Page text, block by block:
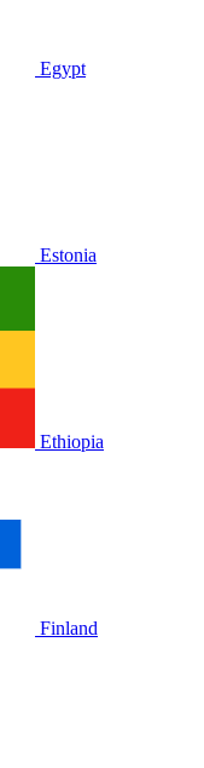
Egypt
Estonia
Ethiopia
Finland